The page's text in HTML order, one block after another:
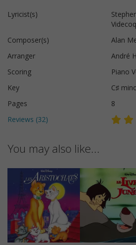
Lyricist(s)
Videcoq
Composer(s)
Alan
Arranger
André
Scoring
Piano
Key
C♯
Pages
8
Reviews (32)
You may also like...